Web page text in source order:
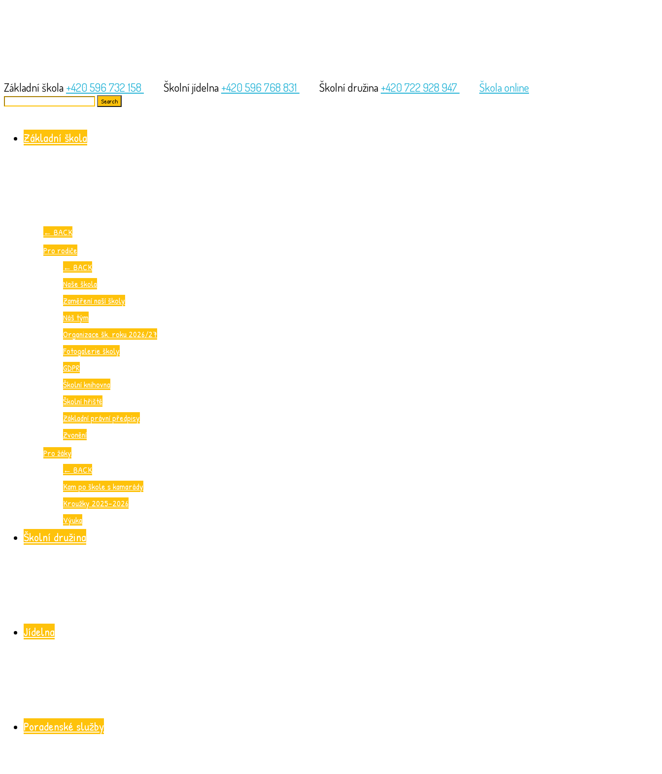
Základní škola +420 596 732 158 Školní jídelna +420 596 768 831 Školní družina +420 722 928 947 Škola online
Search
Základní škola
← BACK
Pro rodiče
← BACK
Naše škola
Zaměření naší školy
Náš tým
Organizace šk. roku 2026/27
Fotogalerie školy
GDPR
Školní knihovna
Školní hřiště
Základní právní předpisy
Zvonění
Pro žáky
← BACK
Kam po škole s kamarády
Kroužky 2025-2026
Výuka
Školní družina
Jídelna
Poradenské služby